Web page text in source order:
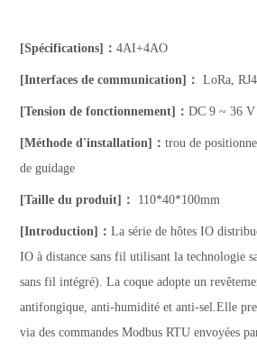
[Spécifications]：4AI+4AO
[Interfaces de communication]： LoRa,
[Tension de fonctionnement]：DC 9 ~ 36 V
[Méthode d'installation]：trou de
de guidage
[Taille du produit]： 110*40*100mm
[Introduction]：La série de hôtes IO
IO à distance sans fil utilisant la technologie
sans fil intégré). La coque adopte un
antifongique, anti-humidité et anti-sel.Elle
via des commandes Modbus RTU envoyées